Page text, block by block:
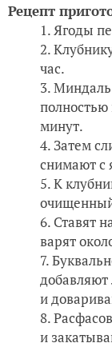
Рецепт
Ягоды
час.
Миндаль
полностью
минут.
Затем
снимают с
К
Ставят
варят
и
и